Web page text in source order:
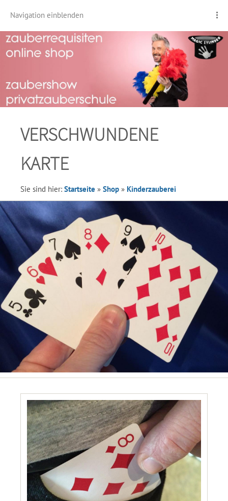
Navigation einblenden
VERSCHWUNDENE
KARTE
Sie sind hier: Startseite » Shop » Kinderzauberei